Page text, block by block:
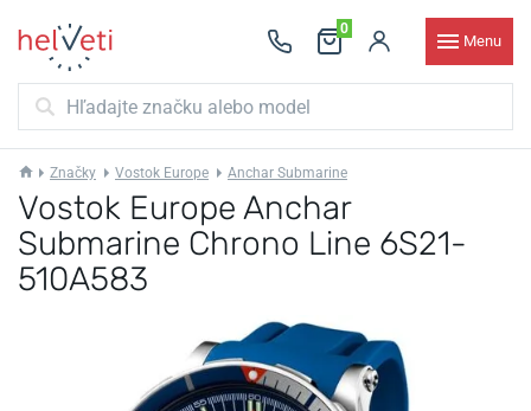
0
Menu
Značky Vostok Europe Anchar Submarine
Vostok Europe Anchar
Submarine Chrono Line 6S21-
510A583